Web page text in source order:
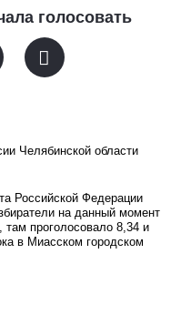
голосовать
Челябинской области
Российской Федерации
на данный момент
проголосовало 8,34 и
в Миасском городском